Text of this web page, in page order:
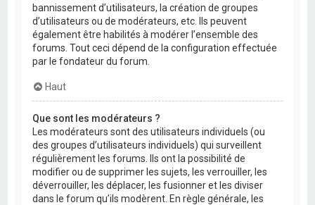
bannissement d’utilisateurs, la création de groupes
d’utilisateurs ou de modérateurs, etc. Ils peuvent
également être habilités à modérer l’ensemble des
forums. Tout ceci dépend de la configuration effectuée
par le fondateur du forum.
Haut
Que sont les modérateurs ?
Les modérateurs sont des utilisateurs individuels (ou
des groupes d’utilisateurs individuels) qui surveillent
régulièrement les forums. Ils ont la possibilité de
modifier ou de supprimer les sujets, les verrouiller, les
déverrouiller, les déplacer, les fusionner et les diviser
dans le forum qu’ils modèrent. En règle générale, les